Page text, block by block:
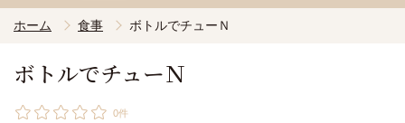
ホーム 食事 ボトルでチューＮ
ボトルでチューＮ
0件